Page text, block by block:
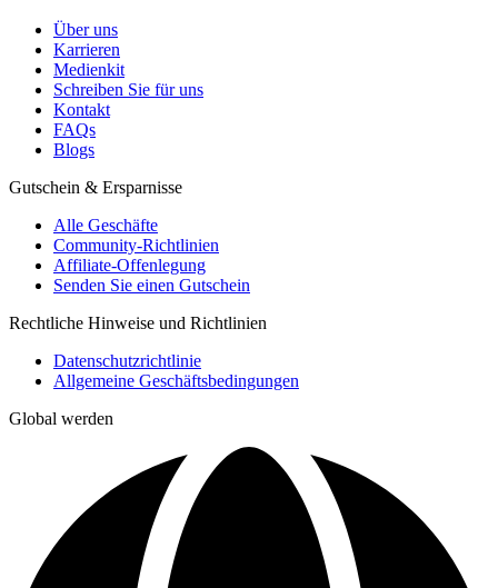
Über uns
Karrieren
Medienkit
Schreiben Sie für uns
Kontakt
FAQs
Blogs
Gutschein & Ersparnisse
Alle Geschäfte
Community-Richtlinien
Affiliate-Offenlegung
Senden Sie einen Gutschein
Rechtliche Hinweise und Richtlinien
Datenschutzrichtlinie
Allgemeine Geschäftsbedingungen
Global werden